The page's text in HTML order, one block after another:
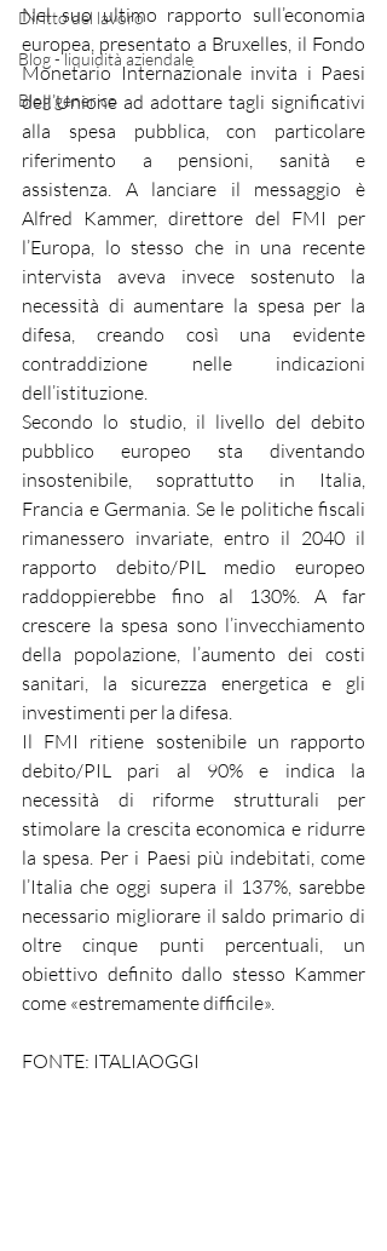
Diritto del lavoro
Blog - liquidità aziendale
Blog generico
Nel suo ultimo rapporto sull’economia
europea, presentato a Bruxelles, il Fondo
Monetario Internazionale invita i Paesi
dell’Unione ad adottare tagli significativi
alla spesa pubblica, con particolare
riferimento a pensioni, sanità e
assistenza. A lanciare il messaggio è
Alfred Kammer, direttore del FMI per
l’Europa, lo stesso che in una recente
intervista aveva invece sostenuto la
necessità di aumentare la spesa per la
difesa, creando così una evidente
contraddizione nelle indicazioni
dell’istituzione.
Secondo lo studio, il livello del debito
pubblico europeo sta diventando
insostenibile, soprattutto in Italia,
Francia e Germania. Se le politiche fiscali
rimanessero invariate, entro il 2040 il
rapporto debito/PIL medio europeo
raddoppierebbe fino al 130%. A far
crescere la spesa sono l’invecchiamento
della popolazione, l’aumento dei costi
sanitari, la sicurezza energetica e gli
investimenti per la difesa.
Il FMI ritiene sostenibile un rapporto
debito/PIL pari al 90% e indica la
necessità di riforme strutturali per
stimolare la crescita economica e ridurre
la spesa. Per i Paesi più indebitati, come
l’Italia che oggi supera il 137%, sarebbe
necessario migliorare il saldo primario di
oltre cinque punti percentuali, un
obiettivo definito dallo stesso Kammer
come «estremamente difficile».
FONTE: ITALIAOGGI